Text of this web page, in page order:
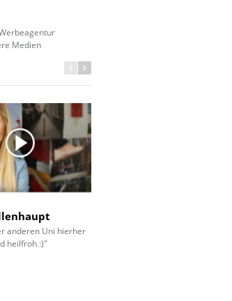
Medien
anderen Uni hierher
heilfroh :)"